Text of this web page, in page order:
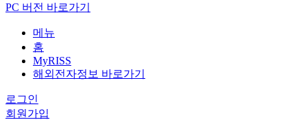
PC 버전 바로가기
메뉴
홈
MyRISS
해외전자정보 바로가기
로그인
회원가입